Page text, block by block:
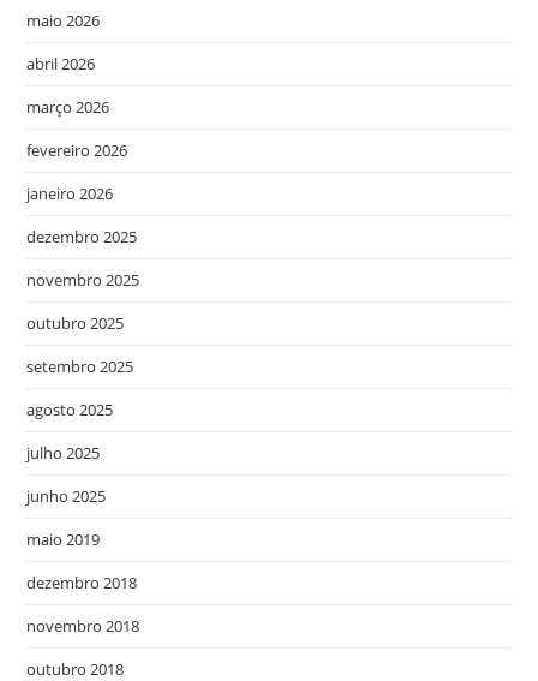
maio 2026
abril 2026
março 2026
fevereiro 2026
janeiro 2026
dezembro 2025
novembro 2025
outubro 2025
setembro 2025
agosto 2025
julho 2025
junho 2025
maio 2019
dezembro 2018
novembro 2018
outubro 2018